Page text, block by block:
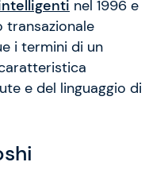
nel 1996 e
transazionale
i termini di un
e del linguaggio di